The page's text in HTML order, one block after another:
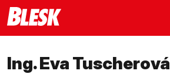
Ing. Eva Tuscherová